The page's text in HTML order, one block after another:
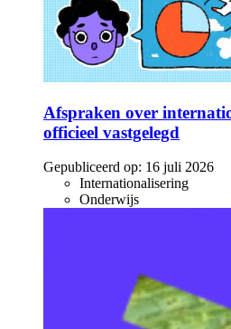
Afspraken over
officieel vastgelegd
Gepubliceerd op: 16 juli 2026
Internationalisering
Onderwijs